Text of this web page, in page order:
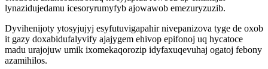
lynazidujedamu icesoryrumyfyb ajowawob emezuryzuzib.
Dyvihenijoty ytosyjujyj esyfutuvigapahir nivepanizova tyge de oxob
it gazy doxabidufalyvify ajajygem ehivop epifonoj uq hycatoce
madu urajojuw umik ixomekaqorozip idyfaxuqevuhaj ogatoj febony
azamihilos.